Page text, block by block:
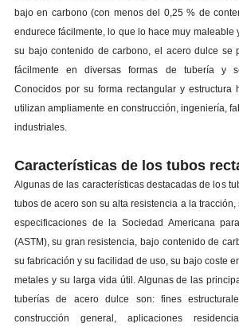
bajo en carbono (con menos del 0,25 % de
endurece fácilmente, lo que lo hace muy maleable
su bajo contenido de carbono, el acero dulce se
fácilmente en diversas formas de tubería y
Conocidos por su forma rectangular y estructura
utilizan ampliamente en construcción, ingeniería,
industriales.
Características de los tubos
Algunas de las características destacadas de los
tubos de acero son su alta resistencia a la
especificaciones de la Sociedad Americana
(ASTM), su gran resistencia, bajo contenido de
su fabricación y su facilidad de uso, su bajo coste
metales y su larga vida útil. Algunas de las
tuberías de acero dulce son: fines
construcción general, aplicaciones